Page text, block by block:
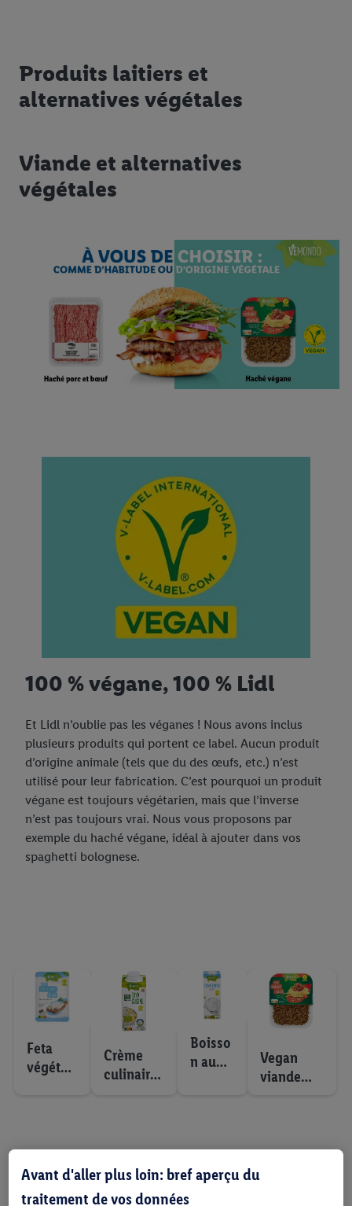
Produits laitiers et
alternatives végétales
Viande et alternatives
végétales
100 % végane, 100 % Lidl
Et Lidl n’oublie pas les véganes ! Nous avons inclus
plusieurs produits qui portent ce label. Aucun produit
d’origine animale (tels que du des œufs, etc.) n’est
utilisé pour leur fabrication. C’est pourquoi un produit
végane est toujours végétarien, mais que l’inverse
n’est pas toujours vrai. Nous vous proposons par
exemple du haché végane, idéal à ajouter dans vos
spaghetti bolognese.
Feta
végétali
Crème
culinaire
Boisso
n au
Vegan
viande
Avant d'aller plus loin: bref aperçu du
traitement de vos données